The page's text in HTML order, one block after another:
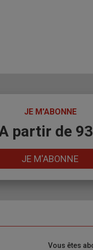
JE M'ABONNE
partir de
JE M'ABONNE
Vous êtes